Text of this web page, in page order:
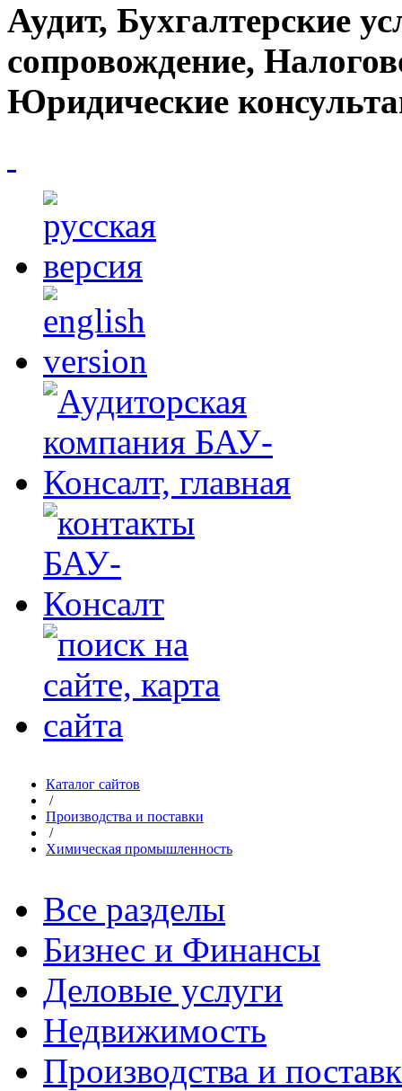
Аудит, Бухгалтерские
сопровождение,
Юридические
Каталог сайтов
/
Производства и поставки
/
Химическая промышленность
Все разделы
Бизнес и Финансы
Деловые услуги
Недвижимость
Производства и